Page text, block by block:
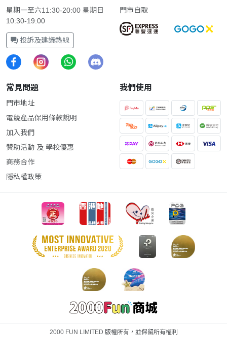
星期一至六11:30-20:00 星期日
10:30-19:00
投訴及建議熱線
門市自取
常見問題
門市地址
電競產品保用條款說明
加入我們
贊助活動 及 學校優惠
商務合作
隱私權政策
我們使用
2000 FUN LIMITED 版權所有，並保留所有權利